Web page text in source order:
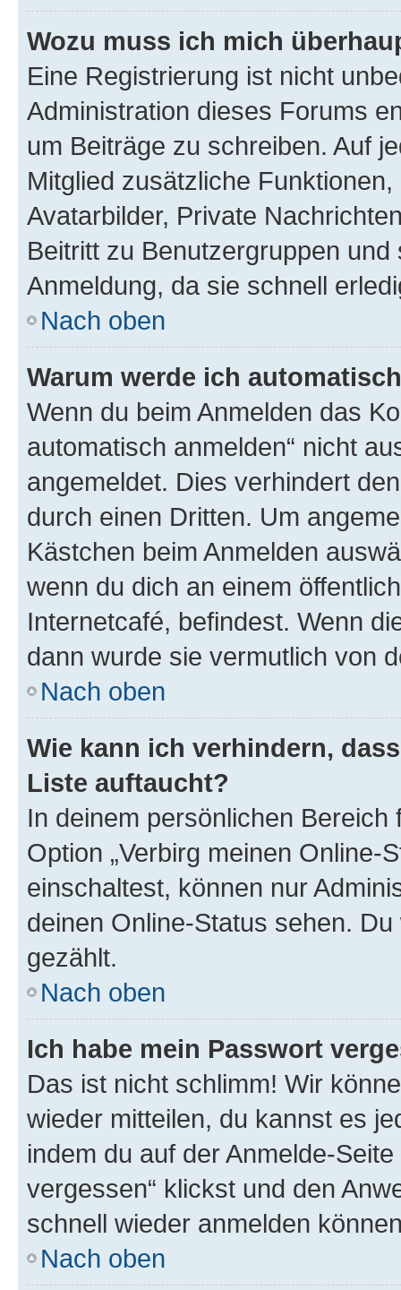
Wozu muss ich mich
Eine Registrierung ist nicht
Administration dieses Forums
um Beiträge zu schreiben. Auf
Mitglied zusätzliche
Avatarbilder, Private
Beitritt zu Benutzergruppen
Anmeldung, da sie schnell
Nach oben
Warum werde ich
Wenn du beim Anmelden das
automatisch anmelden“ nicht
angemeldet. Dies verhindert
durch einen Dritten. Um
Kästchen beim Anmelden
wenn du dich an einem
Internetcafé, befindest. Wenn
dann wurde sie vermutlich von
Nach oben
Wie kann ich verhindern,
Liste auftaucht?
In deinem persönlichen
Option „Verbirg meinen Online-
einschaltest, können nur
deinen Online-Status sehen.
gezählt.
Nach oben
Ich habe mein Passwort
Das ist nicht schlimm! Wir
wieder mitteilen, du kannst es
indem du auf der Anmelde-
vergessen“ klickst und den
schnell wieder anmelden
Nach oben